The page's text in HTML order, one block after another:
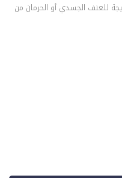
نتيجة للعنف الجسدي أو الحرمان من